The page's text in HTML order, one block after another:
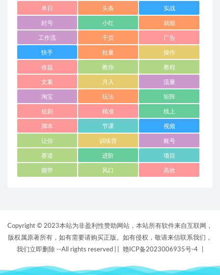
单日 头条 实战
封号 小红 就能
工作流 干货 广告
快手 批量 操作
收益 教你 教程
文案 月入 流量
淘宝 玩法 矩阵
短剧 精准 线上
脚本 节课 视频
让你 训练营 账号
赛道 进阶 项目
频带 风口 高效
Copyright © 2023本站为非盈利性赞助网站，本站所有软件来自互联网，
版权属原著所有，如有需要请购买正版。如有侵权，敬请来信联系我们，
我们立即删除 --All rights reserved |
赣ICP备2023006935号-4